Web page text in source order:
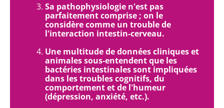
Sa pathophysiologie n'est pas
parfaitement comprise ; on le
considère comme un trouble de
l'interaction intestin-cerveau.
Une multitude de données cliniques et
animales sous-entendent que les
bactéries intestinales sont impliquées
dans les troubles cognitifs, du
comportement et de l'humeur
(dépression, anxiété, etc.).